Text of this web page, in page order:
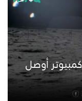
أوصل